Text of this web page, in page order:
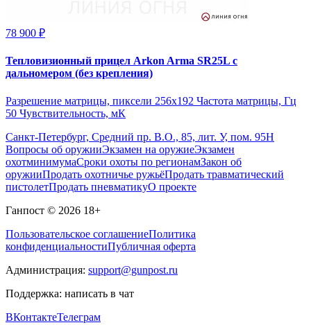
78 900 ₽
Тепловизионный прицел Arkon Arma SR25L с
дальномером (без крепления)
Разрешение матрицы, пиксели 256x192 Частота матрицы, Гц
50 Чувствительность, мК
Санкт-Петербург, Средний пр. В.О., 85, лит. У, пом. 95Н
Вопросы об оружииЭкзамен на оружиеЭкзамен
охотминимумаСроки охоты по регионамЗакон об
оружииПродать охотничье ружьёПродать травматический
пистолетПродать пневматикуО проекте
Ганпост © 2026 18+
Пользовательское соглашениеПолитика
конфиденциальностиПубличная оферта
Администрация: support@gunpost.ru
Поддержка: написать в чат
ВКонтактеТелеграм